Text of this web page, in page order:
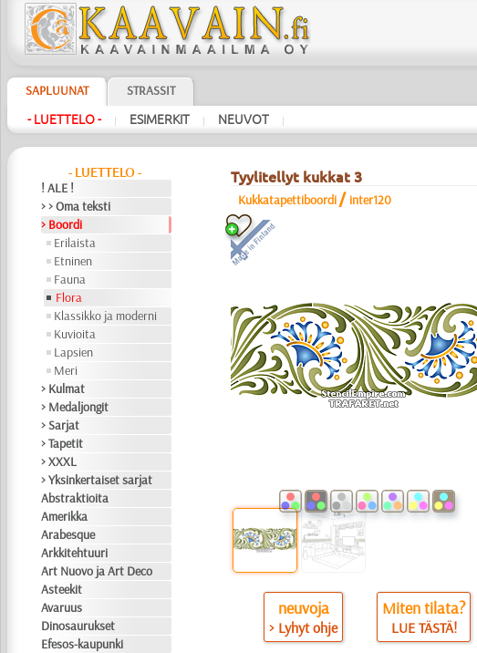
SAPLUUNAT STRASSIT
- LUETTELO - | ESIMERKIT | NEUVOT |
- LUETTELO -
! ALE !
> > Oma teksti
> Boordi
Erilaista
Etninen
Fauna
Flora
Klassikko ja moderni
Kuvioita
Lapsien
Meri
> Kulmat
> Medaljongit
> Sarjat
> Tapetit
> XXXL
> Yksinkertaiset sarjat
Abstraktioita
Amerikka
Arabesque
Arkkitehtuuri
Art Nuovo ja Art Deco
Asteekit
Avaruus
Dinosaurukset
Efesos-kaupunki
Tyylitellyt kukkat 3
Kukkatapettiboordi / inter120
neuvoja
> Lyhyt ohje
Miten tilata?
LUE TÄSTÄ!